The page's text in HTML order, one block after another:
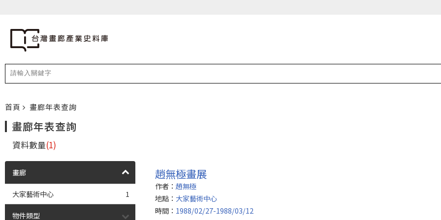
首頁 畫廊年表查詢
畫廊年表查詢
資料數量(1)
畫廊
大家藝術中心 1
物件類型
趙無極畫展
作者： 趙無極
地點： 大家藝術中心
時間： 1988/02/27-1988/03/12